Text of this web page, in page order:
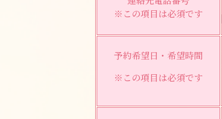
※この項目は必須です
予約希望日・希望時間
※この項目は必須です